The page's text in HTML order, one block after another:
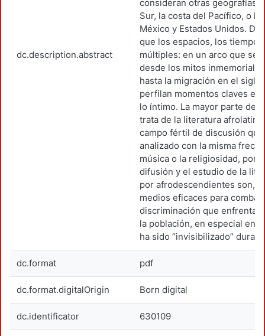
dc.description.abstract
consideran otras geografías
Sur, la costa del Pacífico, o
México y Estados Unidos.
que los espacios, los
múltiples: en un arco que se
desde los mitos
hasta la migración en el siglo
perfilan momentos claves en
lo íntimo. La mayor parte de
trata de la literatura
campo fértil de discusión
analizado con la misma
música o la religiosidad, por
difusión y el estudio de la
por afrodescendientes son,
medios eficaces para
discriminación que enfrenta
la población, en especial en
ha sido “invisibilizado”
dc.format pdf
dc.format.digitalOrigin Born digital
dc.identificator 630109